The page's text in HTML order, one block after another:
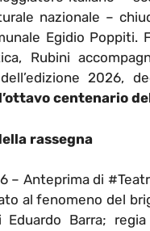
nazionale –
Egidio
Rubini
2026,
centenario
rassegna
– Anteprima di
al fenomeno del
Eduardo Barra;